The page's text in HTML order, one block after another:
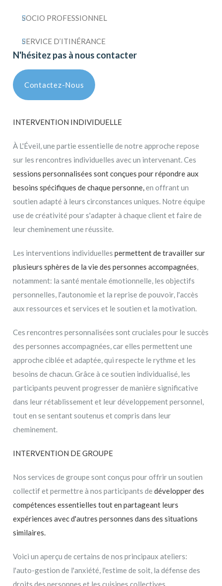
SOCIO PROFESSIONNEL
SERVICE D’ITINÉRANCE
N'hésitez pas à nous contacter
Contactez-Nous
INTERVENTION INDIVIDUELLE
À L'Éveil, une partie essentielle de notre approche repose
sur les rencontres individuelles avec un intervenant. Ces
sessions personnalisées sont conçues pour répondre aux
besoins spécifiques de chaque personne, en offrant un
soutien adapté à leurs circonstances uniques. Notre équipe
use de créativité pour s'adapter à chaque client et faire de
leur cheminement une réussite.
Les interventions individuellespermettent de travailler sur
plusieurs sphères de la vie des personnes accompagnées
notamment: la santé mentale émotionnelle, les objectifs
personnelles, l'autonomie et la reprise de pouvoir, l'accès
aux ressources et services et le soutien et la motivation.
Ces rencontres personnalisées sont cruciales pour le succès
des personnes accompagnées, car elles permettent une
approche ciblée et adaptée, qui respecte le rythme et les
besoins de chacun. Grâce à ce soutien individualisé, les
participants peuvent progresser de manière significative
dans leur rétablissement et leur développement personnel,
tout en se sentant soutenus et compris dans leur
cheminement.
INTERVENTION DE GROUPE
Nos services de groupe sont conçus pour offrir un soutien
collectif et permettre à nos participants dedévelopper des
compétences essentielles tout en partageant leurs
expériences avec d'autres personnes dans des situations
similaires.
Voici un aperçu de certains de nos principaux ateliers:
l'auto-gestion de l'anxiété, l'estime de soit, la défense des
droits des personnes et les cuisines collectives.